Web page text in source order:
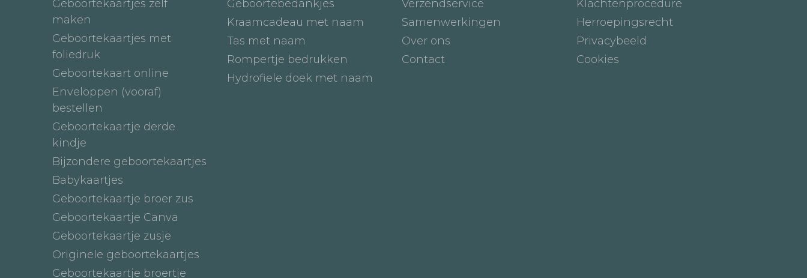
Geboortekaartjes zelf
maken
Geboortekaartjes met
foliedruk
Geboortekaart online
Enveloppen (vooraf)
bestellen
Geboortekaartje derde
kindje
Bijzondere geboortekaartjes
Babykaartjes
Geboortekaartje broer zus
Geboortekaartje Canva
Geboortekaartje zusje
Originele geboortekaartjes
Geboortekaartje broertje
Geboortebedankjes
Kraamcadeau met naam
Tas met naam
Rompertje bedrukken
Hydrofiele doek met naam
Verzendservice
Samenwerkingen
Over ons
Contact
Klachtenprocedure
Herroepingsrecht
Privacybeeld
Cookies